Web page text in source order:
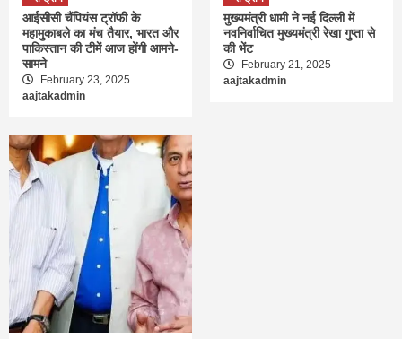
आईसीसी चैंपियंस ट्रॉफी के
महामुकाबले का मंच तैयार, भारत और
पाकिस्तान की टीमें आज होंगी आमने-
सामने
February 23, 2025
aajtakadmin
मुख्यमंत्री धामी ने नई दिल्ली में
नवनिर्वाचित मुख्यमंत्री रेखा गुप्ता से
की भेंट
February 21, 2025
aajtakadmin